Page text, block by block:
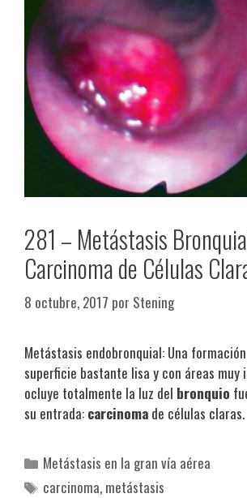
281 – Metástasis
Carcinoma de Células
8 octubre, 2017 por Stening
Metástasis endobronquial: Una
superficie bastante lisa y con áreas muy
ocluye totalmente la luz del bronquio
su entrada: carcinoma de células claras.
Categorías
Metástasis en la gran vía aérea
Etiquetas
carcinoma, metástasis